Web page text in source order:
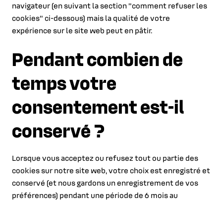
navigateur (en suivant la section "comment refuser les
cookies" ci-dessous) mais la qualité de votre
expérience sur le site web peut en pâtir.
Pendant combien de
temps votre
consentement est-il
conservé ?
Lorsque vous acceptez ou refusez tout ou partie des
cookies sur notre site web, votre choix est enregistré et
conservé (et nous gardons un enregistrement de vos
préférences) pendant une période de 6 mois au